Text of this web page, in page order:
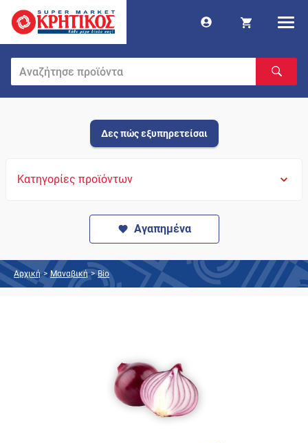
Δες πώς εξυπηρετείσαι
Κατηγορίες προϊόντων
Αγαπημένα
Αρχική > Μαναβική > Bio